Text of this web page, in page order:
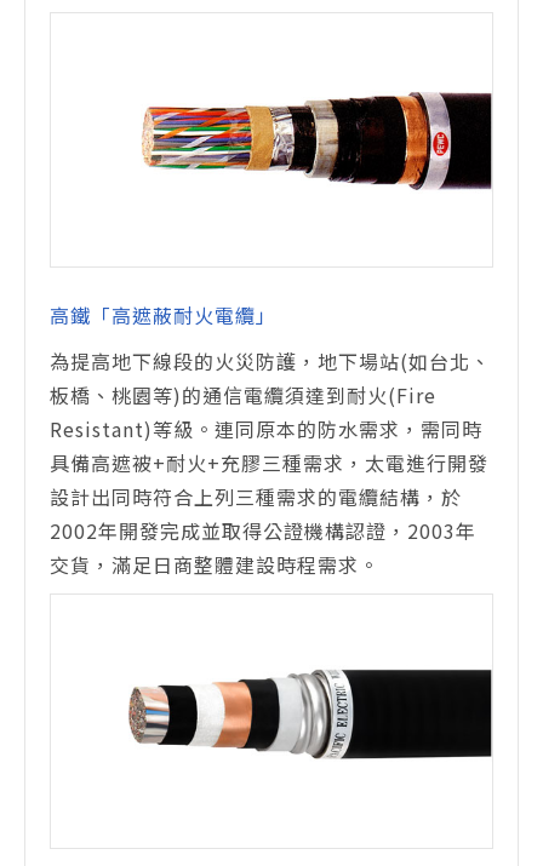
高鐵「高遮蔽耐火電纜」
為提高地下線段的火災防護，地下場站(如台北、
板橋、桃園等)的通信電纜須達到耐火(Fire
Resistant)等級。連同原本的防水需求，需同時
具備高遮被+耐火+充膠三種需求，太電進行開發
設計出同時符合上列三種需求的電纜結構，於
2002年開發完成並取得公證機構認證，2003年
交貨，滿足日商整體建設時程需求。